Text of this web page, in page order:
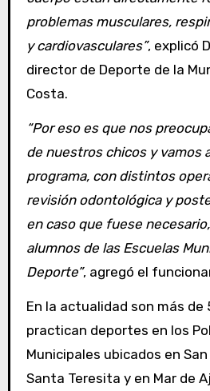
problemas musculares,
y cardiovasculares”, explicó
director de Deporte de la
Costa.
“Por eso es que nos
de nuestros chicos y vamos
programa, con distintos
revisión odontológica y
en caso que fuese
alumnos de las Escuelas
Deporte”, agregó el
En la actualidad son más de
practican deportes en los
Municipales ubicados en
Santa Teresita y en Mar de